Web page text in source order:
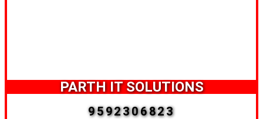
PARTH IT SOLUTIONS
9592306823